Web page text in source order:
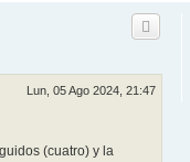
Lun, 05 Ago 2024, 21:47
(cuatro) y la